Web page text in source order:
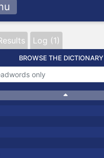
Log (1)
BROWSE THE DICTIONARY